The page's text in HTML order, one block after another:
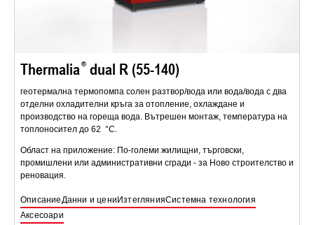
Thermalia dual R (55-140)
геотермална термопомпа солен разтвор/вода или вода/вода с два
отделни охладителни кръга за отопление, охлаждане и
производство на гореща вода. Вътрешен монтаж, температура на
топлоносител до 62 °C.
Област на приложение: По-големи жилищни, търговски,
промишлени или административни сгради - за Ново строителство и
реновация.
ОписаниеДанни и цени ИзтеглянияСистемна технология
Аксесоари